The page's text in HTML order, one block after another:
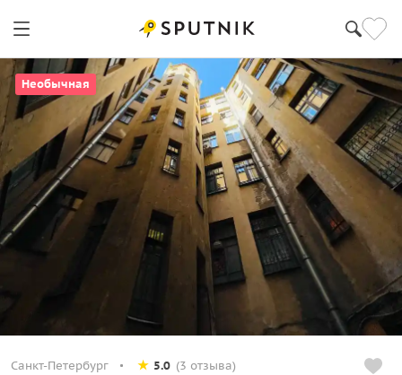
Необычная
Санкт-Петербург 5.0 (3 отзыва)